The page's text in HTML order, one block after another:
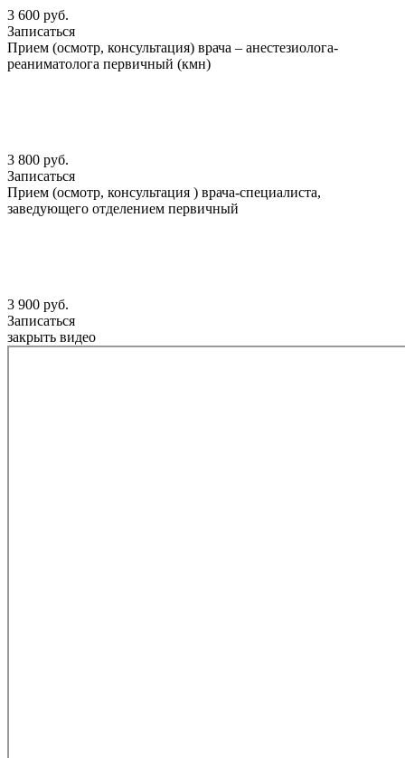
3 600 руб.
Записаться
Прием (осмотр, консультация) врача – анестезиолога-
реаниматолога первичный (кмн)
3 800 руб.
Записаться
Прием (осмотр, консультация ) врача-специалиста,
заведующего отделением первичный
3 900 руб.
Записаться
закрыть видео